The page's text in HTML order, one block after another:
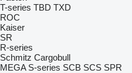
T-series TBD TXD
ROC
Kaiser
SR
R-series
Schmitz Cargobull
MEGA S-series SCB SCS SPR